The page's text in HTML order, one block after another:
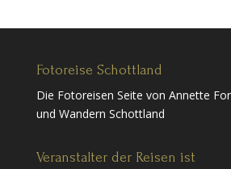
Fotoreise Schottland
Die Fotoreisen Seite von Annette
und Wandern Schottland
Veranstalter der Reisen ist